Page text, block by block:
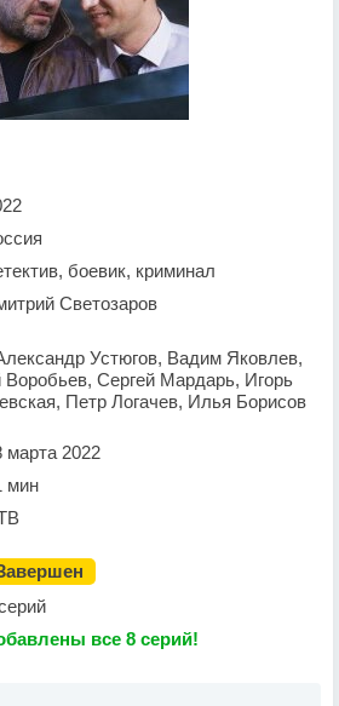
боевик, криминал
Светозаров
Устюгов, Вадим Яковлев,
Сергей Мардарь, Игорь
Петр Логачев, Илья Борисов
марта 2022
мин
все 8 серий!